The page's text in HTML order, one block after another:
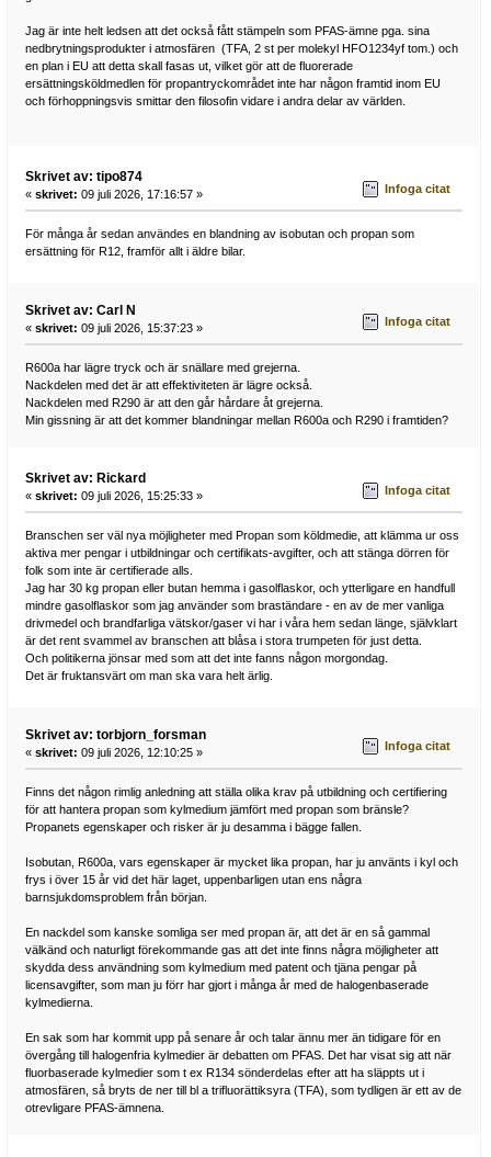
Jag är inte helt ledsen att det också fått stämpeln som PFAS-ämne pga. sina
nedbrytningsprodukter i atmosfären (TFA, 2 st per molekyl HFO1234yf tom.) och
en plan i EU att detta skall fasas ut, vilket gör att de fluorerade
ersättningsköldmedlen för propantryckområdet inte har någon framtid inom EU
och förhoppningsvis smittar den filosofin vidare i andra delar av världen.
Skrivet av: tipo874
« skrivet: 09 juli 2026, 17:16:57 » Infoga citat
För många år sedan användes en blandning av isobutan och propan som
ersättning för R12, framför allt i äldre bilar.
Skrivet av: Carl N
« skrivet: 09 juli 2026, 15:37:23 » Infoga citat
R600a har lägre tryck och är snällare med grejerna.
Nackdelen med det är att effektiviteten är lägre också.
Nackdelen med R290 är att den går hårdare åt grejerna.
Min gissning är att det kommer blandningar mellan R600a och R290 i framtiden?
Skrivet av: Rickard
« skrivet: 09 juli 2026, 15:25:33 » Infoga citat
Branschen ser väl nya möjligheter med Propan som köldmedie, att klämma ur oss
aktiva mer pengar i utbildningar och certifikats-avgifter, och att stänga dörren för
folk som inte är certifierade alls.
Jag har 30 kg propan eller butan hemma i gasolflaskor, och ytterligare en handfull
mindre gasolflaskor som jag använder som braständare - en av de mer vanliga
drivmedel och brandfarliga vätskor/gaser vi har i våra hem sedan länge, självklart
är det rent svammel av branschen att blåsa i stora trumpeten för just detta.
Och politikerna jönsar med som att det inte fanns någon morgondag.
Det är fruktansvärt om man ska vara helt ärlig.
Skrivet av: torbjorn_forsman
« skrivet: 09 juli 2026, 12:10:25 » Infoga citat
Finns det någon rimlig anledning att ställa olika krav på utbildning och certifiering
för att hantera propan som kylmedium jämfört med propan som bränsle?
Propanets egenskaper och risker är ju desamma i bägge fallen.
Isobutan, R600a, vars egenskaper är mycket lika propan, har ju använts i kyl och
frys i över 15 år vid det här laget, uppenbarligen utan ens några
barnsjukdomsproblem från början.
En nackdel som kanske somliga ser med propan är, att det är en så gammal
välkänd och naturligt förekommande gas att det inte finns några möjligheter att
skydda dess användning som kylmedium med patent och tjäna pengar på
licensavgifter, som man ju förr har gjort i många år med de halogenbaserade
kylmedierna.
En sak som har kommit upp på senare år och talar ännu mer än tidigare för en
övergång till halogenfria kylmedier är debatten om PFAS. Det har visat sig att när
fluorbaserade kylmedier som t ex R134 sönderdelas efter att ha släppts ut i
atmosfären, så bryts de ner till bl a trifluorättiksyra (TFA), som tydligen är ett av de
otrevligare PFAS-ämnena.